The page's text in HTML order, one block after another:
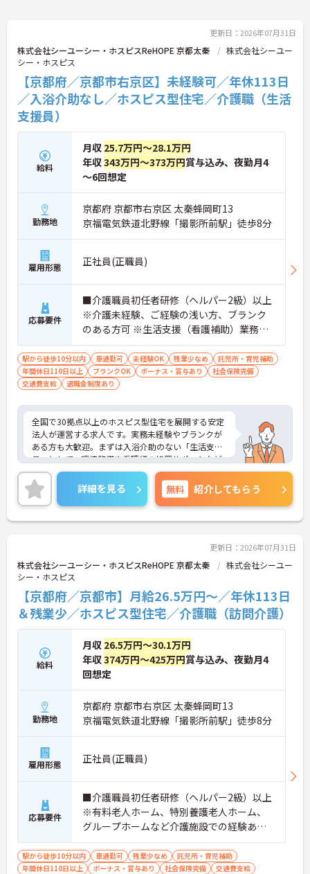
・入社時は先輩スタッフの同行訪問からスタートす
るため、訪問介護未経験の方も安心して業務に慣れ
・訪問診療医と24時間連携し、チームで看取りに取
り組む体制が整っているため、「看取りのプロ」と
して他施設では得られない経験を積むことができま
す
【頑張りがしっかり給与・評価に反映される職場で
・介護福祉士手当25,000円、処遇改善手当78,000
円、賞与は年2回＋処遇改善一時金も別途支給され
・入社半年でリーダーを任されたスタッフの実績が
あるなど、年次にかかわらず頑張りが評価され、キ
ャリアアップを実現できる職場環境です
・月9日公休に加え、夏季・冬季休暇各3日が確保さ
れており（年間休日113日）、オンオフのメリハリ
をつけて働くことができます。
・全社平均残業月5時間程度と、業界平均を大きく
下回る少ない残業時間を実現しています
・退職金制度（勤続3年以上）・保育手当・育児短
時間勤務・マインドフルネスプログラムなど、長期
的に安心して働き続けるための制度が充実していま
す
更新日：2026年07月31日
株式会社シーユーシー・ホスピスReHOPE 京都太秦
株式会社シーユー
シー・ホスピス
【京都府／京都市右京区】未経験可／年休113日
／入浴介助なし／ホスピス型住宅／介護職（生活
支援員）
給料
月収 25.7万円～28.1万円
年収343万円～373万円賞与込み、夜勤月4
～6回想定
勤務地
京都府 京都市右京区 太秦蜂岡町13
京福電気鉄道北野線「撮影所前駅」徒歩8分
雇用形態 正社員(正職員)
応募要件
■介護職員初任者研修（ヘルパー2級）以上
※介護未経験、ご経験の浅い方、ブランク
のある方可 ※生活支援（看護補助）業務か
ら経験し、訪問介護員へのキャリアアップ
を目指せます
駅から徒歩10分以内 車通勤可 未経験OK 残業少なめ
託児所・育児補助
年間休日110日以上
ブランクOK ボーナス・賞与あり
社会保険完備
交通費支給
退職金制度あり
全国で30拠点以上のホスピス型住宅を展開する安定
法人が運営する求人です。実務未経験やブランクが
ある方も大歓迎。まずは入浴介助のない「生活支援
員」として、環境整備や看護師の処置サポートなど
の業務からスタートし、無理なくホスピスケアの経
験を積むことができ、ゆくゆくは訪問介護員へステ
ップアップすることも可能です。残業は全社平均月5
時間程度と少なく、連続休暇の取得で支援金が支給
される独自の制度や、自由診療の割引が受けられる
時間連携の訪問診療医もいるため、医療依存度の高
い方へのケアもチームで安心して取り組める環境で
す。
★おすすめPOINT★
【無理なくステップアップできる業務内容】
・実務未経験からでも挑戦可能です
・入浴介助なし、まずは生活支援や看護師のサポー
トからスタートできます
・資格取得支援制度を活用し、将来的に訪問介護員
を目指せる環境です
ベートの時間を確保できます
・3日以上の連続休暇取得で支援金が支給される独
・夏季・冬季の特別休暇があり年間休日は113日し
っかりと休めます
【安心の教育・チームサポート体制】
・手厚い人員配置で困った時もすぐに相談可能です
・2日間のオンライン研修と個人のペースに合わせ
たOJTを実施しています
詳細を見る 無料 紹介してもらう
更新日：2026年07月31日
株式会社シーユーシー・ホスピスReHOPE 京都太秦
株式会社シーユー
シー・ホスピス
【京都府／京都市】月給26.5万円～／年休113日
＆残業少／ホスピス型住宅／介護職（訪問介護）
給料
月収 26.5万円～30.1万円
年収374万円～425万円賞与込み、夜勤月4
回想定
勤務地
京都府 京都市右京区 太秦蜂岡町13
京福電気鉄道北野線「撮影所前駅」徒歩8分
雇用形態 正社員(正職員)
応募要件
■介護職員初任者研修（ヘルパー2級）以上
※有料老人ホーム、特別養護老人ホーム、
グループホームなど介護施設での経験ある
方歓迎 ※ホスピス勤務（訪問介護）や「看
取り」が初めての方も可
駅から徒歩10分以内 車通勤可 残業少なめ
託児所・育児補助
年間休日110日以上
ボーナス・賞与あり 社会保険完備
交通費支給